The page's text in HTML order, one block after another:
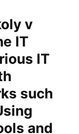
v
IT
IT
such
and